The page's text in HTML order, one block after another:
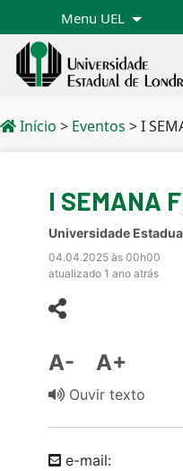
Menu UEL
Início > Eventos >I
I SEMANA
Universidade
04.04.2025 às 00h00
atualizado 1 ano atrás
A- A+
Ouvir texto
e-mail: